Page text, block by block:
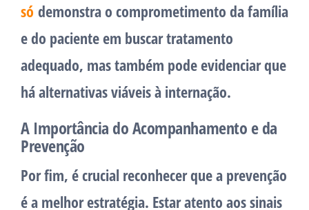
só demonstra o comprometimento da família
e do paciente em buscar tratamento
adequado, mas também pode evidenciar que
há alternativas viáveis à internação.
A Importância do Acompanhamento e da
Prevenção
Por fim, é crucial reconhecer que a prevenção
é a melhor estratégia. Estar atento aos sinais